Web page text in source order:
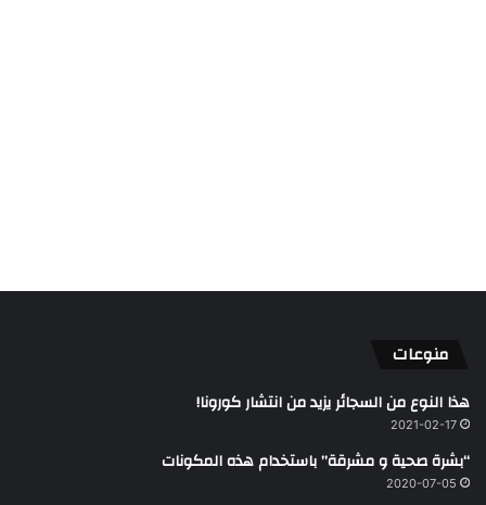
منوعات
هذا النوع من السجائر يزيد من انتشار كورونا!
2021-02-17
“بشرة صحية و مشرقة” باستخدام هذه المكونات
2020-07-05